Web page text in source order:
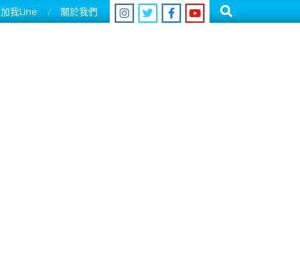
加我Line 關於我們 Search